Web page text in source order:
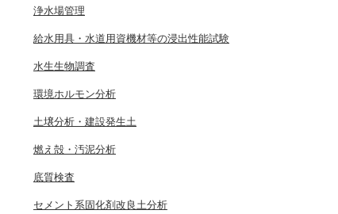
浄水場管理
給水用具・水道用資機材等の浸出性能試験
水生生物調査
環境ホルモン分析
土壌分析・建設発生土
燃え殻・汚泥分析
底質検査
セメント系固化剤改良土分析